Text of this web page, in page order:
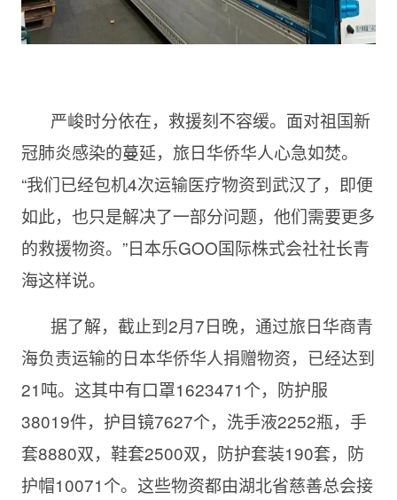
严峻时分依在，救援刻不容缓。面对祖国新
冠肺炎感染的蔓延，旅日华侨华人心急如焚。
“我们已经包机4次运输医疗物资到武汉了，即便
如此，也只是解决了一部分问题，他们需要更多
的救援物资。”日本乐GOO国际株式会社社长青
海这样说。
据了解，截止到2月7日晚，通过旅日华商青
海负责运输的日本华侨华人捐赠物资，已经达到
21吨。这其中有口罩1623471个，防护服
38019件，护目镜7627个，洗手液2252瓶，手
套8880双，鞋套2500双，防护套装190套，防
护帽10071个。这些物资都由湖北省慈善总会接